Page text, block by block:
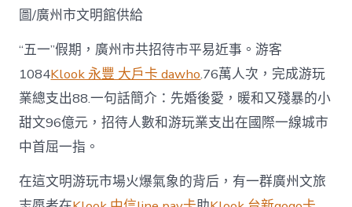
務，
“五
一”
假
期
廣
旅
志
圖/廣州市文明館供給
“五一”假期，廣州市共招待市平易近事。游客
1084Klook 永豐 大戶卡 dawho.76萬人次，完成游玩
業總支出88.一句話簡介：先婚後愛，暖和又殘暴的小
甜文96億元，招待人數和游玩業支出在國際一線城市
中首屈一指。
在這文明游玩市場火爆氣象的背后，有一群廣州文旅